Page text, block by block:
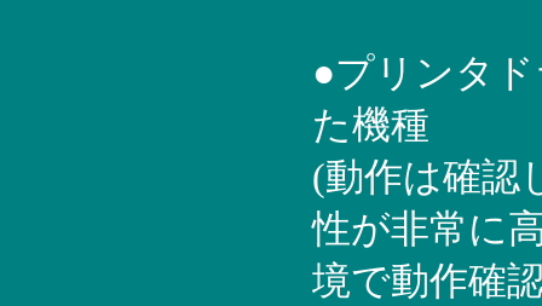
●プリンタ
た機種
(動作は確認
性が非常に
境で動作確